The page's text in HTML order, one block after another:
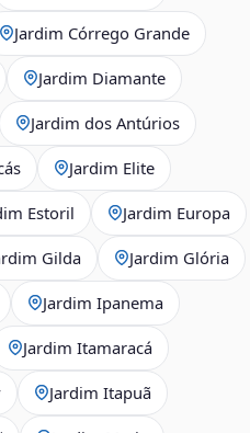
Jardim Córrego Grande
Jardim Diamante
Jardim dos Antúrios
Jardim Elite
Estoril Jardim Europa
Gilda Jardim Glória
Jardim Ipanema
Jardim Itamaracá
Jardim Itapuã